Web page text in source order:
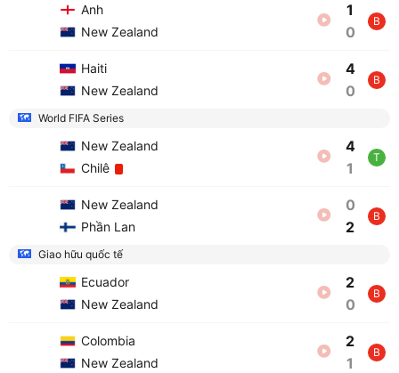
Anh
New Zealand
1
0
B
Haiti
New Zealand
4
0
B
World FIFA Series
New Zealand
Chilê
4
1
T
New Zealand
Phần Lan
0
2
B
Giao hữu quốc tế
Ecuador
New Zealand
2
0
B
Colombia
New Zealand
2
1
B